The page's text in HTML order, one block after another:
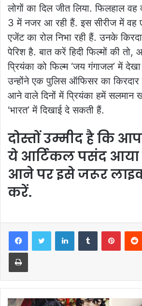
लोगों का दिल जीत लिया. फिलहाल
3 में नजर आ रही हैं. इस सीरीज में
एजेंट का रोल निभा रही हैं. उनके
पेरिश है. बात करें हिदी फिल्मों की तो,
प्रियंका को फिल्म ‘जय गंगाजल’ में
उन्होंने एक पुलिस ऑफिसर का किरदार
आने वाले दिनों में प्रियंका हमें सलमान
‘भारत’ में दिखाई दे सकती हैं.
दोस्तों उम्मीद है कि
ये आर्टिकल पसंद आया
आने पर इसे जरूर
करें.
LinkedInTumblr
Print